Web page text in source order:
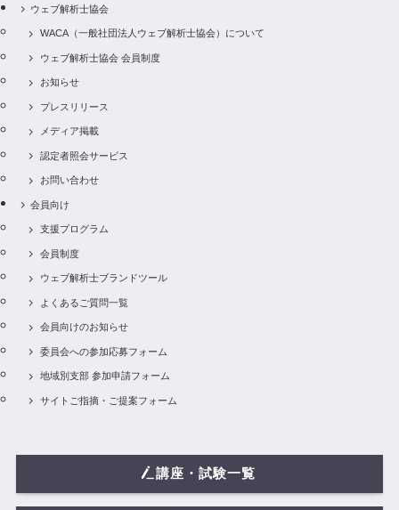
ウェブ解析士協会
WACA（一般社団法人ウェブ解析士協会）について
ウェブ解析士協会 会員制度
お知らせ
プレスリリース
メディア掲載
認定者照会サービス
お問い合わせ
会員向け
支援プログラム
会員制度
ウェブ解析士ブランドツール
よくあるご質問一覧
会員向けのお知らせ
委員会への参加応募フォーム
地域別支部 参加申請フォーム
サイトご指摘・ご提案フォーム
講座・試験一覧